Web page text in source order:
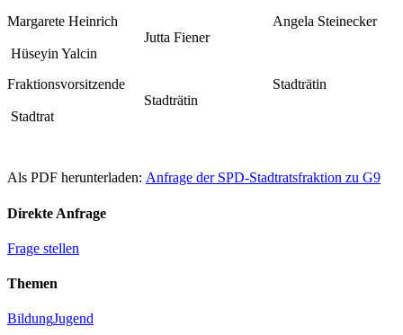
Margarete Heinrich Angela Steinecker
Jutta Fiener
Hüseyin Yalcin
Fraktionsvorsitzende Stadträtin
Stadträtin
Stadtrat
Als PDF herunterladen: Anfrage der SPD-Stadtratsfraktion zu G9
Direkte Anfrage
Frage stellen
Themen
BildungJugend